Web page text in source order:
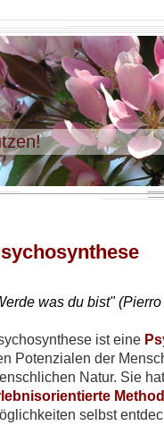
was du bist"
ist eine
Potenzialen der
Natur. Sie
selbst